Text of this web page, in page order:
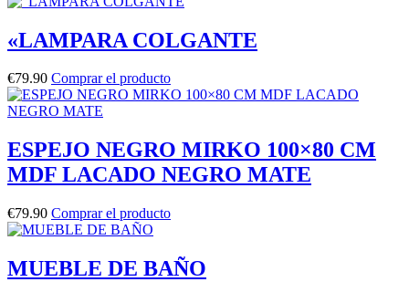
«LAMPARA COLGANTE
€79.90 Comprar el producto
ESPEJO NEGRO MIRKO 100×80 CM
MDF LACADO NEGRO MATE
€79.90 Comprar el producto
MUEBLE DE BAÑO